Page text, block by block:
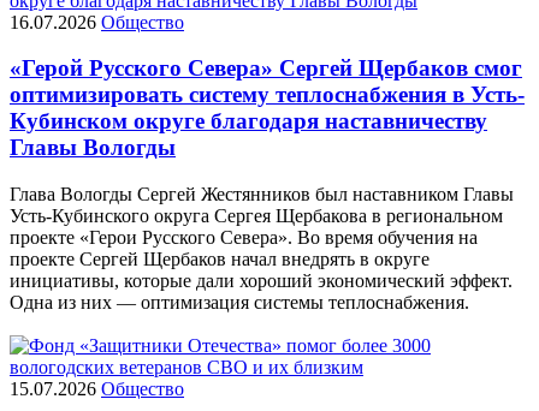
16.07.2026 Общество
«Герой Русского Севера» Сергей Щербаков смог
оптимизировать систему теплоснабжения в Усть-
Кубинском округе благодаря наставничеству
Главы Вологды
Глава Вологды Сергей Жестянников был наставником Главы
Усть-Кубинского округа Сергея Щербакова в региональном
проекте «Герои Русского Севера». Во время обучения на
проекте Сергей Щербаков начал внедрять в округе
инициативы, которые дали хороший экономический эффект.
Одна из них — оптимизация системы теплоснабжения.
15.07.2026 Общество